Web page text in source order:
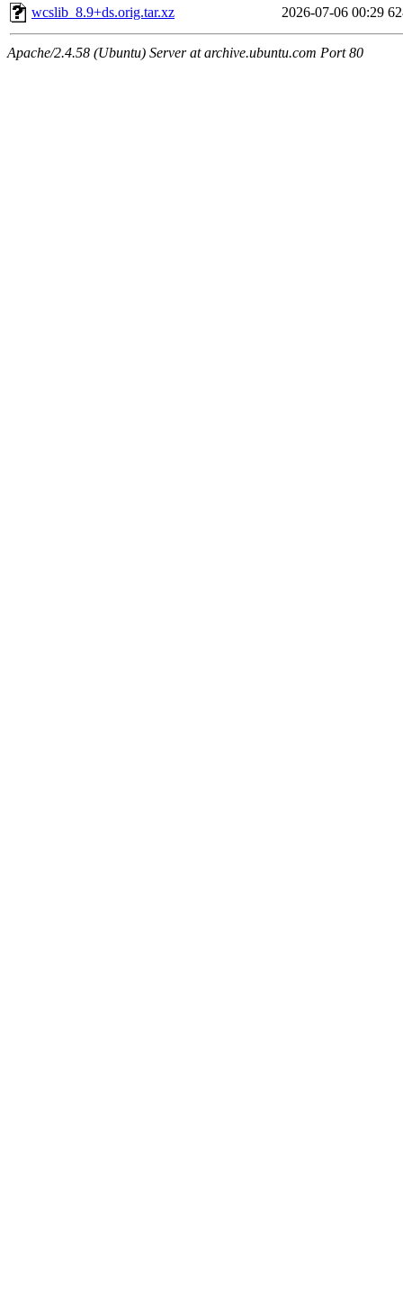
wcslib_8.9+ds.orig.tar.xz 2026-07-06 00:29
Apache/2.4.58 (Ubuntu) Server at archive.ubuntu.com Port 80